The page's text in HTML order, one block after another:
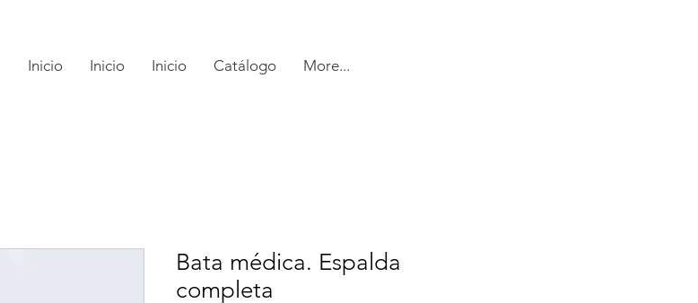
Inicio Inicio Inicio Catálogo More...
Bata médica. Espalda
completa